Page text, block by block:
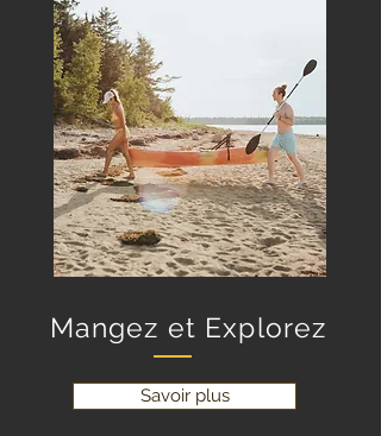
Mangez et Explorez
Savoir plus